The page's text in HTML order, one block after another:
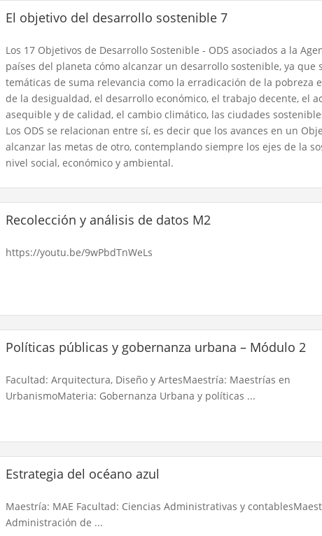
El objetivo del desarrollo sostenible 7
Los 17 Objetivos de Desarrollo Sostenible - ODS asociados a la
países del planeta cómo alcanzar un desarrollo sostenible, ya que
temáticas de suma relevancia como la erradicación de la pobreza
de la desigualdad, el desarrollo económico, el trabajo decente, el
asequible y de calidad, el cambio climático, las ciudades
Los ODS se relacionan entre sí, es decir que los avances en un
alcanzar las metas de otro, contemplando siempre los ejes de la
nivel social, económico y ambiental.
Recolección y análisis de datos M2
https://youtu.be/9wPbdTnWeLs
Políticas públicas y gobernanza urbana – Módulo 2
Facultad: Arquitectura, Diseño y ArtesMaestría: Maestrías en
UrbanismoMateria: Gobernanza Urbana y políticas ...
Estrategia del océano azul
Maestría: MAE Facultad: Ciencias Administrativas y
Administración de ...